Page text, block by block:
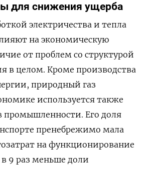
для снижения ущерба
электричества и тепла
на экономическую
от проблем со структурой
в целом. Кроме производства
природный газ
используется также
промышленности. Его доля
пренебрежимо мала
на функционирование
9 раз меньше доли